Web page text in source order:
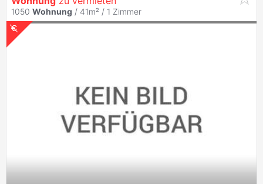
1050 Wohnung / 41m² / 1 Zimmer